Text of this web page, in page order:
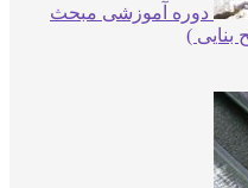
آموزشی مبحث
)